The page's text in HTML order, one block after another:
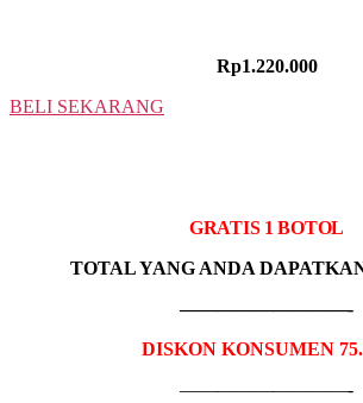
Rp1.220.000
BELI SEKARANG
GRATIS 1 BOTOL
TOTAL YANG ANDA
—————————-
DISKON KONSUMEN
—————————-